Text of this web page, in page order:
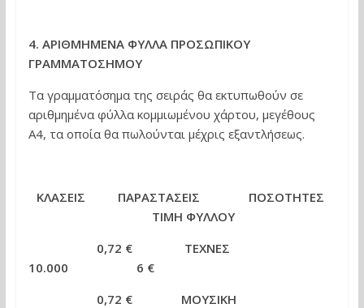
4. ΑΡΙΘΜΗΜΕΝΑ ΦΥΛΛΑ ΠΡΟΣΩΠΙΚΟΥ
ΓΡΑΜΜΑΤΟΣΗΜΟΥ
Τα γραμματόσημα της σειράς θα εκτυπωθούν σε
αριθμημένα φύλλα κομμιωμένου χάρτου, μεγέθους
Α4, τα οποία θα πωλούνται μέχρις εξαντλήσεως.
ΚΛΑΣΕΙΣ ΠΑΡΑΣΤΑΣΕΙΣ ΠΟΣΟΤΗΤΕΣ
ΤΙΜΗ ΦΥΛΛΟΥ
0,72 € ΤΕΧΝΕΣ
10.000 6 €
0,72 € ΜΟΥΣΙΚΗ